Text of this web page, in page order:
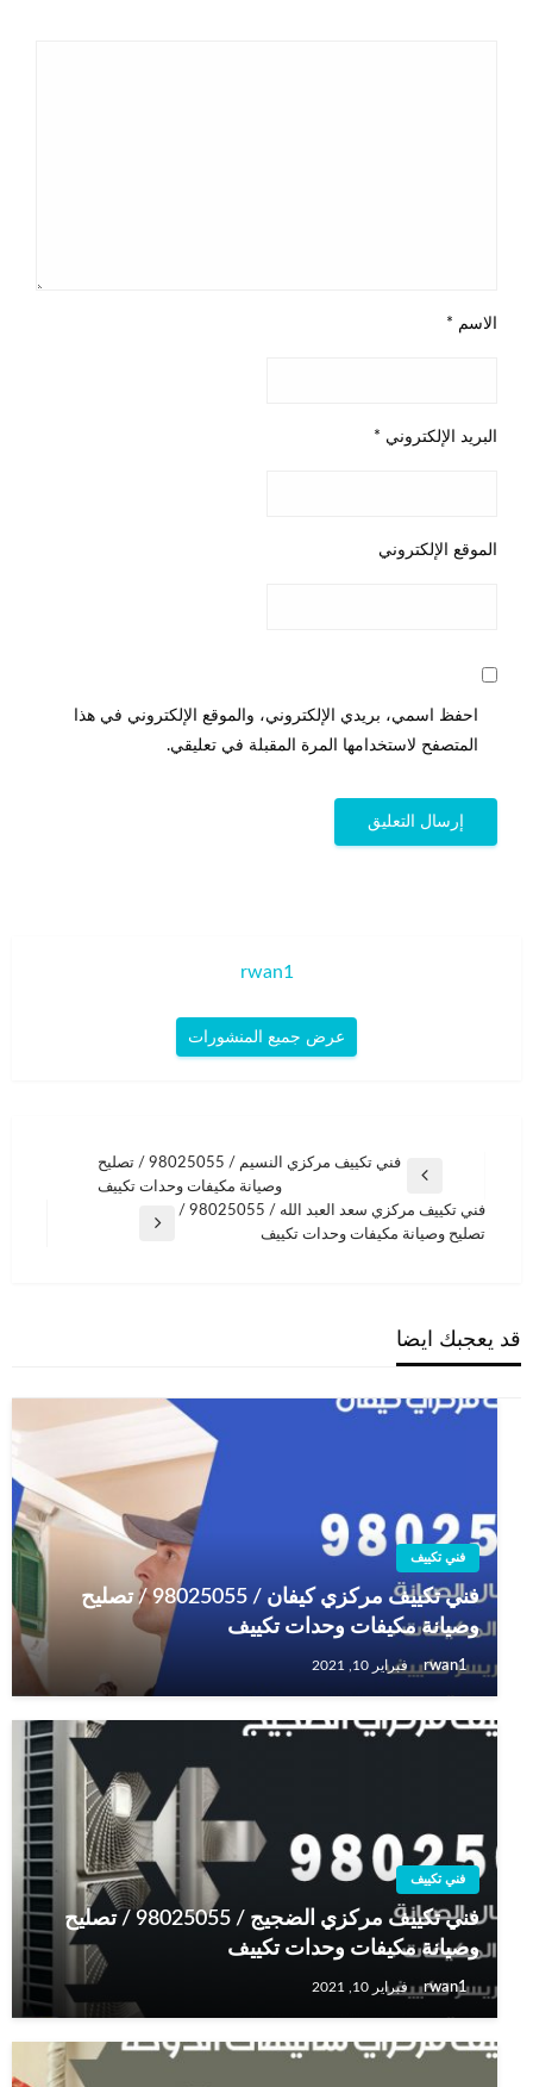
الاسم *
البريد الإلكتروني *
الموقع الإلكتروني
احفظ اسمي، بريدي الإلكتروني، والموقع الإلكتروني في هذا
المتصفح لاستخدامها المرة المقبلة في تعليقي.
rwan1
عرض جميع المنشورات
المقالات
المقالة
السابقة
فني تكييف مركزي النسيم / 98025055 / تصليح
وصيانة مكيفات وحدات تكييف
المقالة
فني تكييف مركزي سعد العبد الله / 98025055 /
تصليح وصيانة مكيفات وحدات تكييف
قد يعجبك ايضا
فني تكييف
فني تكييف مركزي كيفان / 98025055 / تصليح
وصيانة مكيفات وحدات تكييف
rwan1 فبراير 10, 2021
فني تكييف
فني تكييف مركزي الضجيج / 98025055 / تصليح
وصيانة مكيفات وحدات تكييف
rwan1 فبراير 10, 2021